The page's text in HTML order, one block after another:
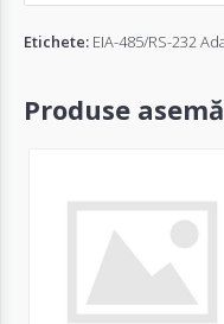
Etichete: EIA-485/RS-232
Produse